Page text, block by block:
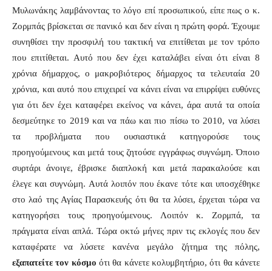
Μυλωνάκης λαμβάνοντας το λόγο επί προσωπικού, είπε πως ο κ.
Ζορμπάς βρίσκεται σε πανικό και δεν είναι η πρώτη φορά. Έχουμε
συνηθίσει την προσφιλή του τακτική να επιτίθεται με τον τρόπο
που επιτίθεται. Αυτό που δεν έχει καταλάβει είναι ότι είναι 8
χρόνια δήμαρχος, ο μακροβιότερος δήμαρχος τα τελευταία 20
χρόνια, και αυτό που επιχειρεί να κάνει είναι να επιρρίψει ευθύνες
για ότι δεν έχει καταφέρει εκείνος να κάνει, άρα αυτά τα οποία
δεσμεύτηκε το 2019 και να πάω και πιο πίσω το 2010, να λύσει
τα προβλήματα που ουσιαστικά κατηγορούσε τους
προηγούμενους και μετά τους ζητούσε εγγράφως συγνώμη. Όποιο
συρτάρι άνοιγε, έβρισκε διαπλοκή και μετά παρακαλούσε και
έλεγε και συγνώμη. Αυτά λοιπόν που έκανε τότε και υποσχέθηκε
στο λαό της Αγίας Παρασκευής ότι θα τα λύσει, έρχεται τώρα να
κατηγορήσει τους προηγούμενους. Λοιπόν κ. Ζορμπά, τα
πράγματα είναι απλά. Τώρα οκτώ μήνες πριν τις εκλογές που δεν
καταφέρατε να λύσετε κανένα μεγάλο ζήτημα της πόλης,
εξαπατείτε τον κόσμο ότι θα κάνετε κολυμβητήριο, ότι θα κάνετε